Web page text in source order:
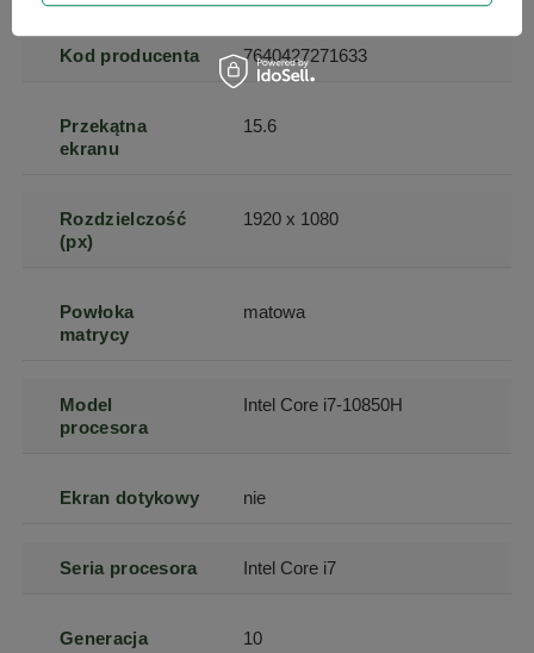
Kod producenta 7640427271633
Przekątna
ekranu
15.6
Rozdzielczość
(px)
1920 x 1080
Powłoka
matrycy
matowa
Model
procesora
Intel Core i7-10850H
Ekran dotykowy nie
Seria procesora Intel Core i7
Generacja
10